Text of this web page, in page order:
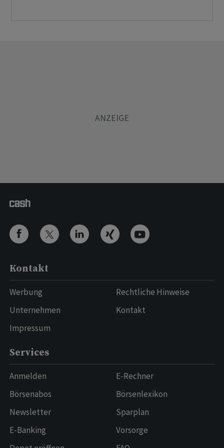
Kontakt
Werbung
Unternehmen
Impressum
Rechtliche Hinweise
Kontakt
Services
Anmelden
Börsenabos
Newsletter
E-Banking
E-Rechner
Börsenlexikon
Sparplan
Vorsorge